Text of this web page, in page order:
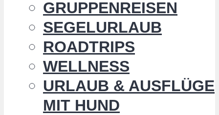
GRUPPENREISEN
SEGELURLAUB
ROADTRIPS
WELLNESS
URLAUB & AUSFLÜGE
MIT HUND